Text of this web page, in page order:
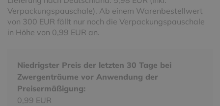
Verpackungspauschale). Ab einem Warenbestellwert
von 300 EUR fällt nur noch die Verpackungspauschale
in Höhe von 0,99 EUR an.
Niedrigster Preis der letzten 30 Tage bei
Zwergenträume vor Anwendung der
Preisermäßigung:
0,99 EUR